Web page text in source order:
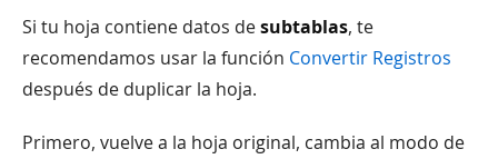
Si tu hoja contiene datos desubtablas, te
recomendamos usar la función Convertir Registros
después de duplicar la hoja.
Primero, vuelve a la hoja original, cambia al modo de